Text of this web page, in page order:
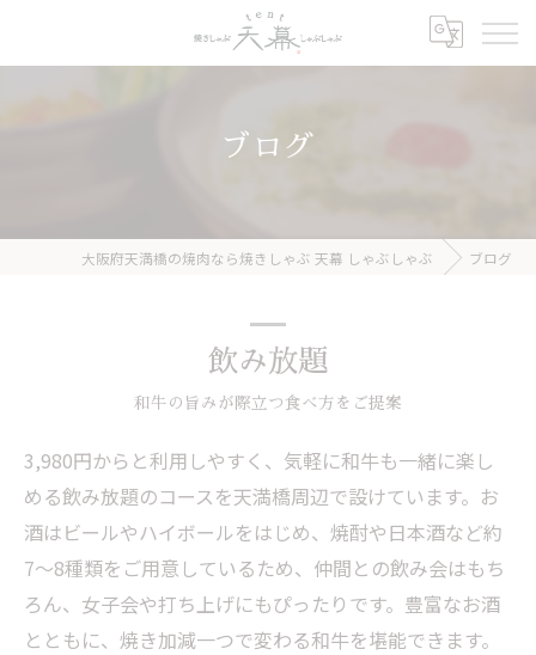
ブログ
大阪府天満橋の焼肉なら焼きしゃぶ 天幕 しゃぶしゃぶ ブログ
飲み放題
和牛の旨みが際立つ食べ方をご提案
3,980円からと利用しやすく、気軽に和牛も一緒に楽し
める飲み放題のコースを天満橋周辺で設けています。お
酒はビールやハイボールをはじめ、焼酎や日本酒など約
7〜8種類をご用意しているため、仲間との飲み会はもち
ろん、女子会や打ち上げにもぴったりです。豊富なお酒
とともに、焼き加減一つで変わる和牛を堪能できます。